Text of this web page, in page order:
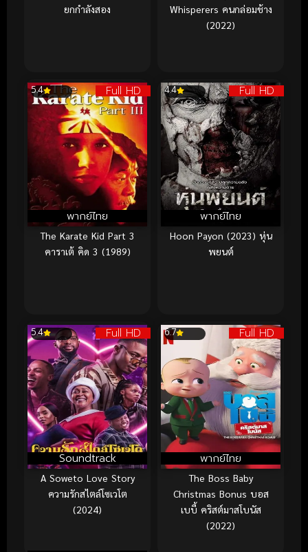
ยกกำลังสอง
Whisperers คนกล่อมช้าง
(2022)
Full HD
พากย์ไทย
5.4
The Karate Kid Part 3
คาราเต้ คิด 3 (1989)
Full HD
พากย์ไทย
4.4
Hoon Payon (2023) หุ่น
พยนต์
Full HD
Soundtrack
5.4
A Soweto Love Story
ความรักสไตล์โซเวโต
(2024)
Full HD
พากย์ไทย
6.7
The Boss Baby
Christmas Bonus บอส
เบบี้ คริสต์มาสโบนัส
(2022)